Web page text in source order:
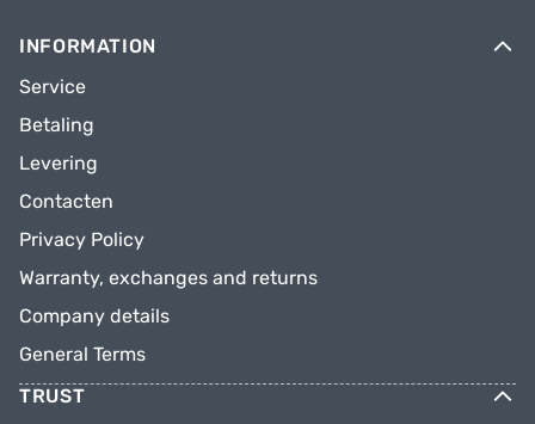
INFORMATION
Service
Betaling
Levering
Contacten
Privacy Policy
Warranty, exchanges and returns
Company details
General Terms
TRUST